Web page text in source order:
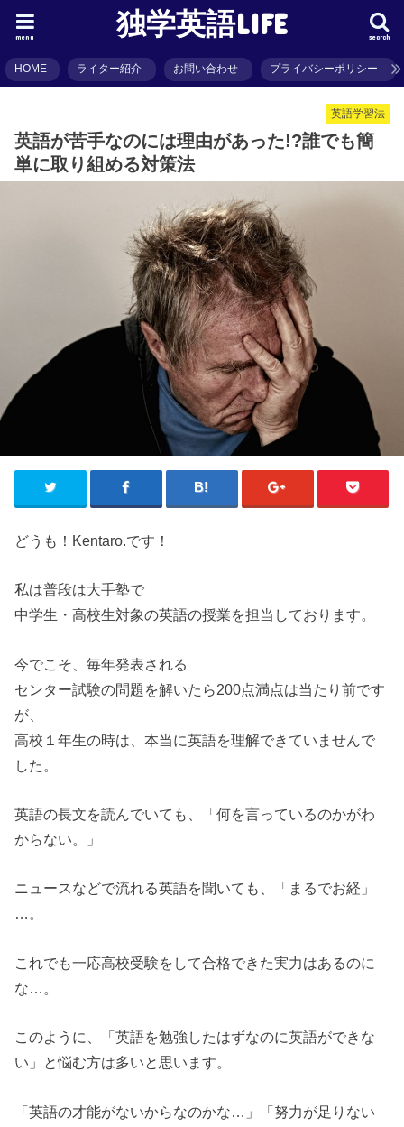
独学英語LIFE search
menu
HOME ライター紹介 お問い合わせ プライバシーポリシー
英語学習法
英語が苦手なのには理由があった!?誰でも簡
単に取り組める対策法
どうも！Kentaro.です！
私は普段は大手塾で
中学生・高校生対象の英語の授業を担当しております。
今でこそ、毎年発表される
センター試験の問題を解いたら200点満点は当たり前です
が、
高校１年生の時は、本当に英語を理解できていませんで
した。
英語の長文を読んでいても、「何を言っているのかがわ
からない。」
ニュースなどで流れる英語を聞いても、「まるでお経」
…。
これでも一応高校受験をして合格できた実力はあるのに
な…。
このように、「英語を勉強したはずなのに英語ができな
い」と悩む方は多いと思います。
「英語の才能がないからなのかな…」「努力が足りない